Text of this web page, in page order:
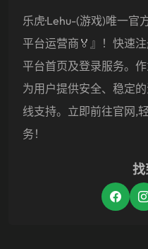
乐虎·lehu-(游戏)唯一官
平台运营商🏅』！快速
平台首页及登录服务。
为用户提供安全、稳定
线支持。立即前往官网,
务！
找